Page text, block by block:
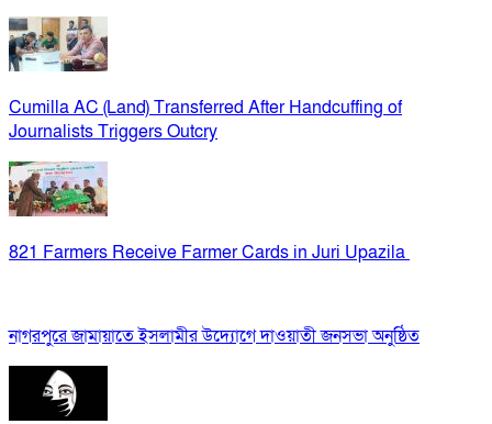
Cumilla AC (Land) Transferred After Handcuffing of
Journalists Triggers Outcry
821 Farmers Receive Farmer Cards in Juri Upazila
নাগরপুরে জামায়াতে ইসলামীর উদ্যোগে দাওয়াতী জনসভা অনুষ্ঠিত